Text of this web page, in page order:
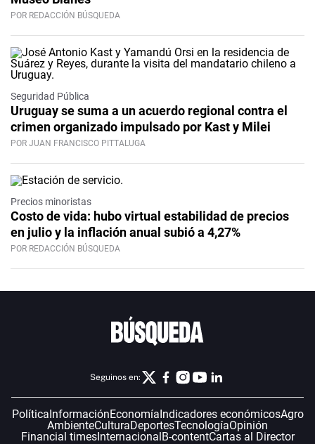
POR REDACCIÓN BÚSQUEDA
Seguridad Pública
Uruguay se suma a un acuerdo regional contra el
crimen organizado impulsado por Kast y Milei
POR JUAN FRANCISCO PITTALUGA
Precios minoristas
Costo de vida: hubo virtual estabilidad de precios
en julio y la inflación anual subió a 4,27%
POR REDACCIÓN BÚSQUEDA
Seguinos en:
PolíticaInformaciónEconomíaIndicadores económicosAgro
AmbienteCulturaDeportesTecnologíaOpinión
Financial timesInternacionalB-contentCartas al Director